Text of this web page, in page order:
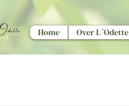
Home Over